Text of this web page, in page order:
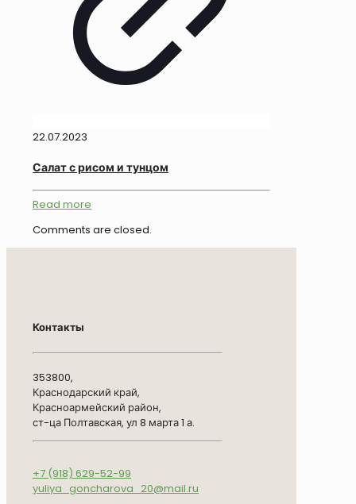
22.07.2023
Салат с рисом и тунцом
Read more
Comments are closed.
Контакты
353800,
Краснодарский край,
Красноармейский район,
ст-ца Полтавская, ул 8 марта 1 а.
+7 (918) 629-52-99
yuliya_goncharova_20@mail.ru